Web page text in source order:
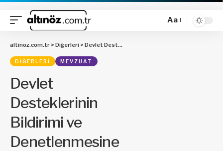
Aa
altinoz.com.tr > Diğerleri > Devlet Desteklerinin Bildirimi ve Denetlenmesine İlişkin Yönetmeliklerin Yürürlüğe Konulması İçin 6015 Sayılı Devlet Desteklerinin İzlenmesi ve Denetlenmesi Hakkında Kanunun Ek 1 inci Maddesinde Öngörülen Sürenin 31/12/2016 Tarihine Kadar Ertelenmesi Hakkında Karar (2015/8325)
DIĞERLERI MEVZUAT
Devlet
Desteklerinin
Bildirimi ve
Denetlenmesine